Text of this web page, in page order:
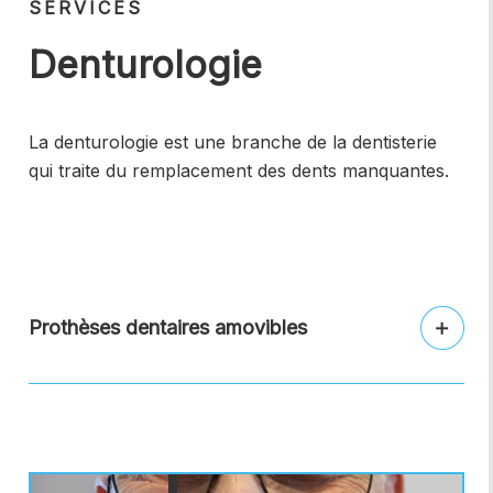
SERVICES
Denturologie
La denturologie est une branche de la dentisterie
qui traite du remplacement des dents manquantes.
Prothèses dentaires amovibles Afficher
prothèses partielles lorsqu’il n’y a que